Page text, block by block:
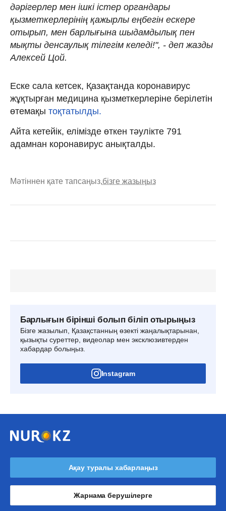
дәрігерлер мен ішкі істер органдары
қызметкерлерінің қажырлы еңбегін ескере
отырып, мен барлығына шыдамдылық пен
мықты денсаулық тілегім келеді!", - деп жазды
Алексей Цой.
Еске сала кетсек, Қазақтанда коронавирус
жұқтырған медицина қызметкерлеріне берілетін
өтемақы тоқтатылды.
Айта кетейік, елімізде өткен тәулікте 791
адамнан коронавирус анықталды.
Мәтіннен қате тапсаңыз,бізге жазыңыз
Барлығын бірінші болып біліп отырыңыз
Бізге жазылып, Қазақстанның өзекті жаңалықтарынан,
қызықты суреттер, видеолар мен эксклюзивтерден
хабардар болыңыз.
Instagram
Ақау туралы хабарлаңыз
Жарнама берушілерге